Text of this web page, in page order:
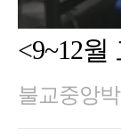
<9~12월
불교중앙